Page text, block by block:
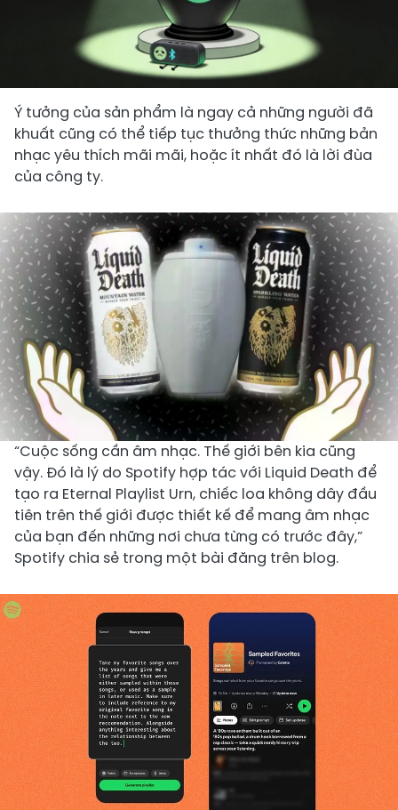
Ý tưởng của sản phẩm là ngay cả những người đã
khuất cũng có thể tiếp tục thưởng thức những bản
nhạc yêu thích mãi mãi, hoặc ít nhất đó là lời đùa
của công ty.
“Cuộc sống cần âm nhạc. Thế giới bên kia cũng
vậy. Đó là lý do Spotify hợp tác với Liquid Death để
tạo ra Eternal Playlist Urn, chiếc loa không dây đầu
tiên trên thế giới được thiết kế để mang âm nhạc
của bạn đến những nơi chưa từng có trước đây,”
Spotify chia sẻ trong một bài đăng trên blog.